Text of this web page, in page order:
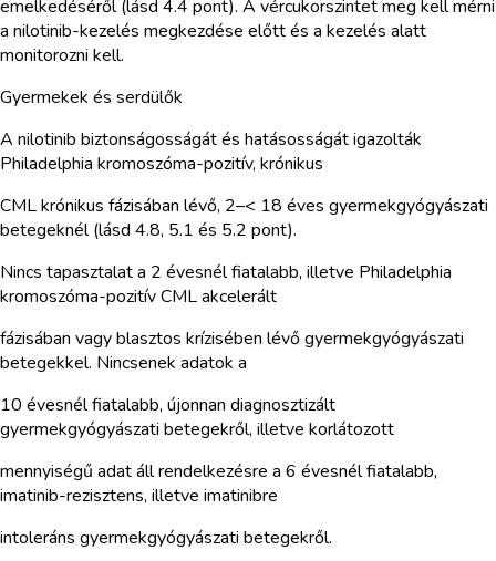
emelkedéséről (lásd 4.4 pont). A vércukorszintet meg kell mérni
a nilotinib-kezelés megkezdése előtt és a kezelés alatt
monitorozni kell.
Gyermekek és serdülők
A nilotinib biztonságosságát és hatásosságát igazolták
Philadelphia kromoszóma-pozitív, krónikus
CML krónikus fázisában lévő, 2–< 18 éves gyermekgyógyászati
betegeknél (lásd 4.8, 5.1 és 5.2 pont).
Nincs tapasztalat a 2 évesnél fiatalabb, illetve Philadelphia
kromoszóma-pozitív CML akcelerált
fázisában vagy blasztos krízisében lévő gyermekgyógyászati
betegekkel. Nincsenek adatok a
10 évesnél fiatalabb, újonnan diagnosztizált
gyermekgyógyászati betegekről, illetve korlátozott
mennyiségű adat áll rendelkezésre a 6 évesnél fiatalabb,
imatinib-rezisztens, illetve imatinibre
intoleráns gyermekgyógyászati betegekről.